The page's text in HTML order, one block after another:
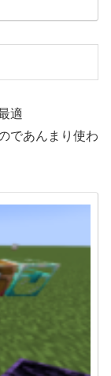
適
であんまり使わ